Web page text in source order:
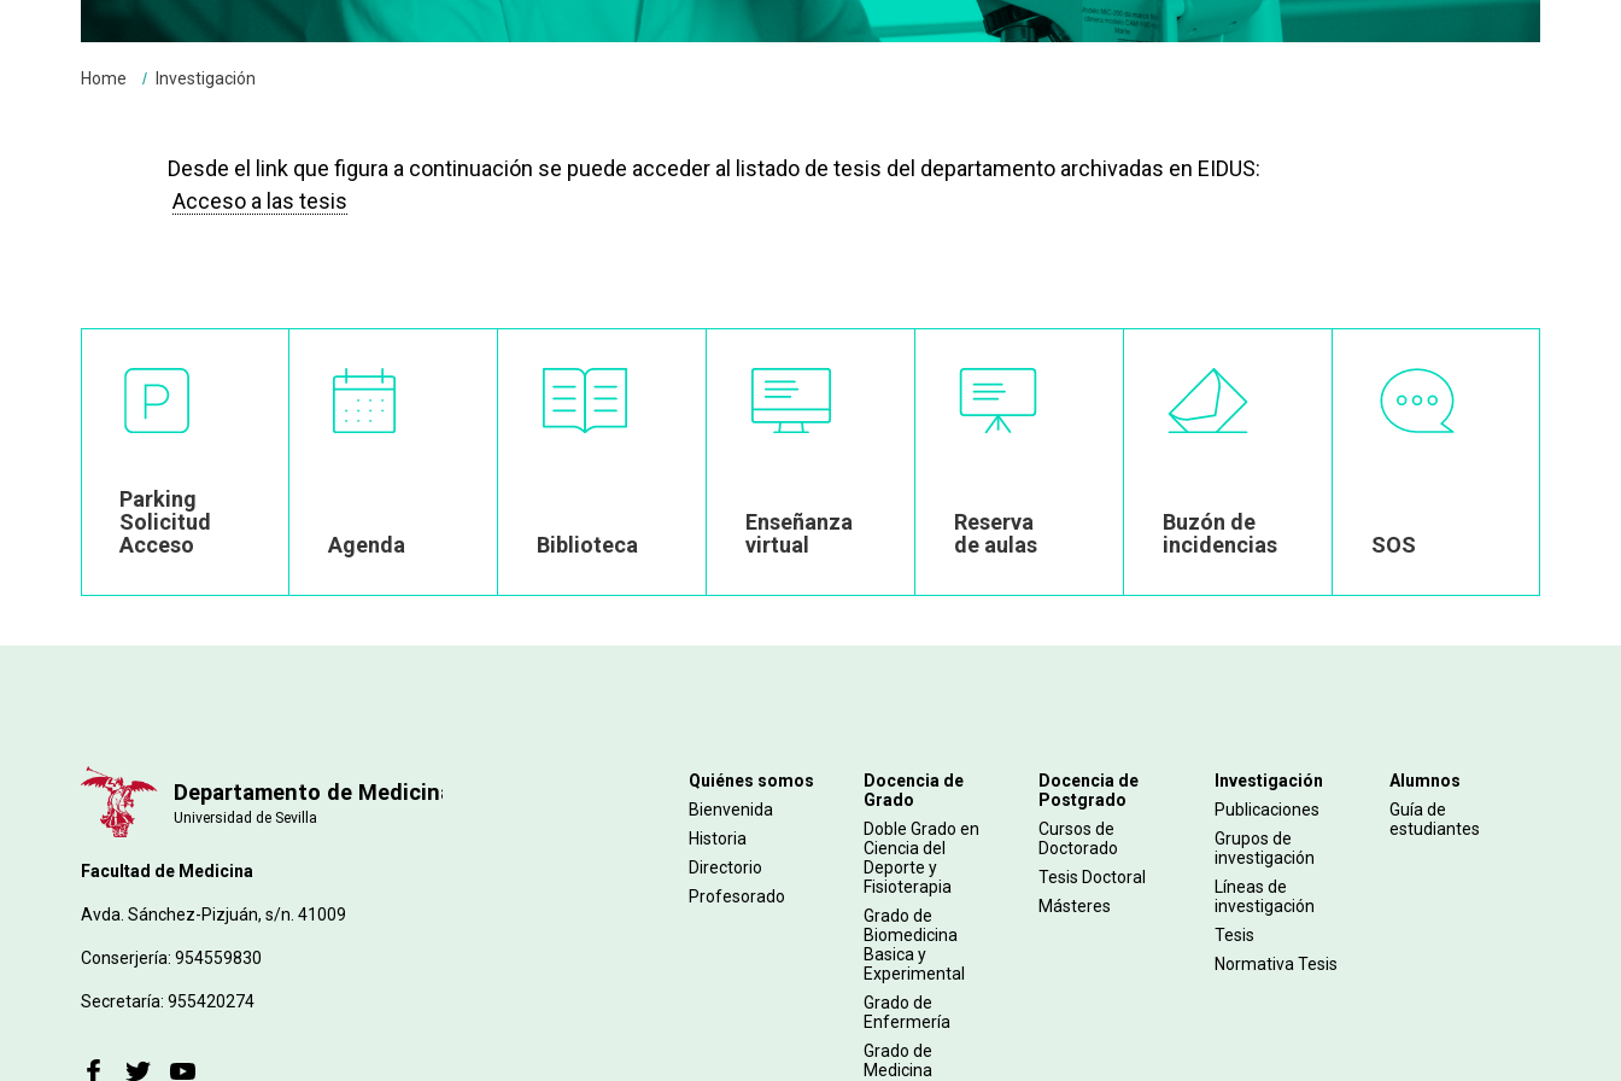
Breadcrumbs
You
Home Investigación
Desde el link que figura a continuación se puede acceder al listado de tesis del departamento archivadas en EIDUS:
Acceso a las tesis
Image
Parking
Solicitud
Acceso
Image
Agenda
Image
Biblioteca
Image
Enseñanza
virtual
Image
Reserva
de aulas
Image
Buzón de
incidencias
Image
SOS
Facultad de Medicina
Avda. Sánchez-Pizjuán, s/n. 41009
Conserjería: 954559830
Secretaría: 955420274
Navegación
principal
Quiénes somos
Bienvenida
Historia
Directorio
Profesorado
Docencia de
Grado
Doble Grado en
Ciencia del
Deporte y
Fisioterapia
Grado de
Biomedicina
Basica y
Experimental
Grado de
Enfermería
Grado de
Medicina
Docencia de
Postgrado
Cursos de
Doctorado
Tesis Doctoral
Másteres
Investigación
Publicaciones
Grupos de
investigación
Líneas de
investigación
Tesis
Normativa Tesis
Alumnos
Guía de
estudiantes